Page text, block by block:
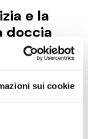
sui cookie
e la
doccia
visivo,
doccia.